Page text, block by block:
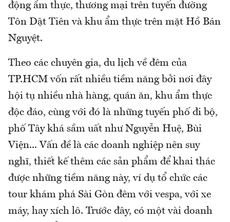
động ẩm thực, thương mại trên tuyến đường
Tôn Dật Tiên và khu ẩm thực trên mặt Hồ Bán
Nguyệt.
Theo các chuyên gia, du lịch về đêm của
TP.HCM vốn rất nhiều tiềm năng bởi nơi đây
hội tụ nhiều nhà hàng, quán ăn, khu ẩm thực
độc đáo, cùng với đó là những tuyến phố đi bộ,
phố Tây khá sầm uất như Nguyễn Huệ, Bùi
Viện... Vấn đề là các doanh nghiệp nên suy
nghĩ, thiết kế thêm các sản phẩm để khai thác
được những tiềm năng này, ví dụ tổ chức các
tour khám phá Sài Gòn đêm với vespa, với xe
máy, hay xích lô. Trước đây, có một vài doanh